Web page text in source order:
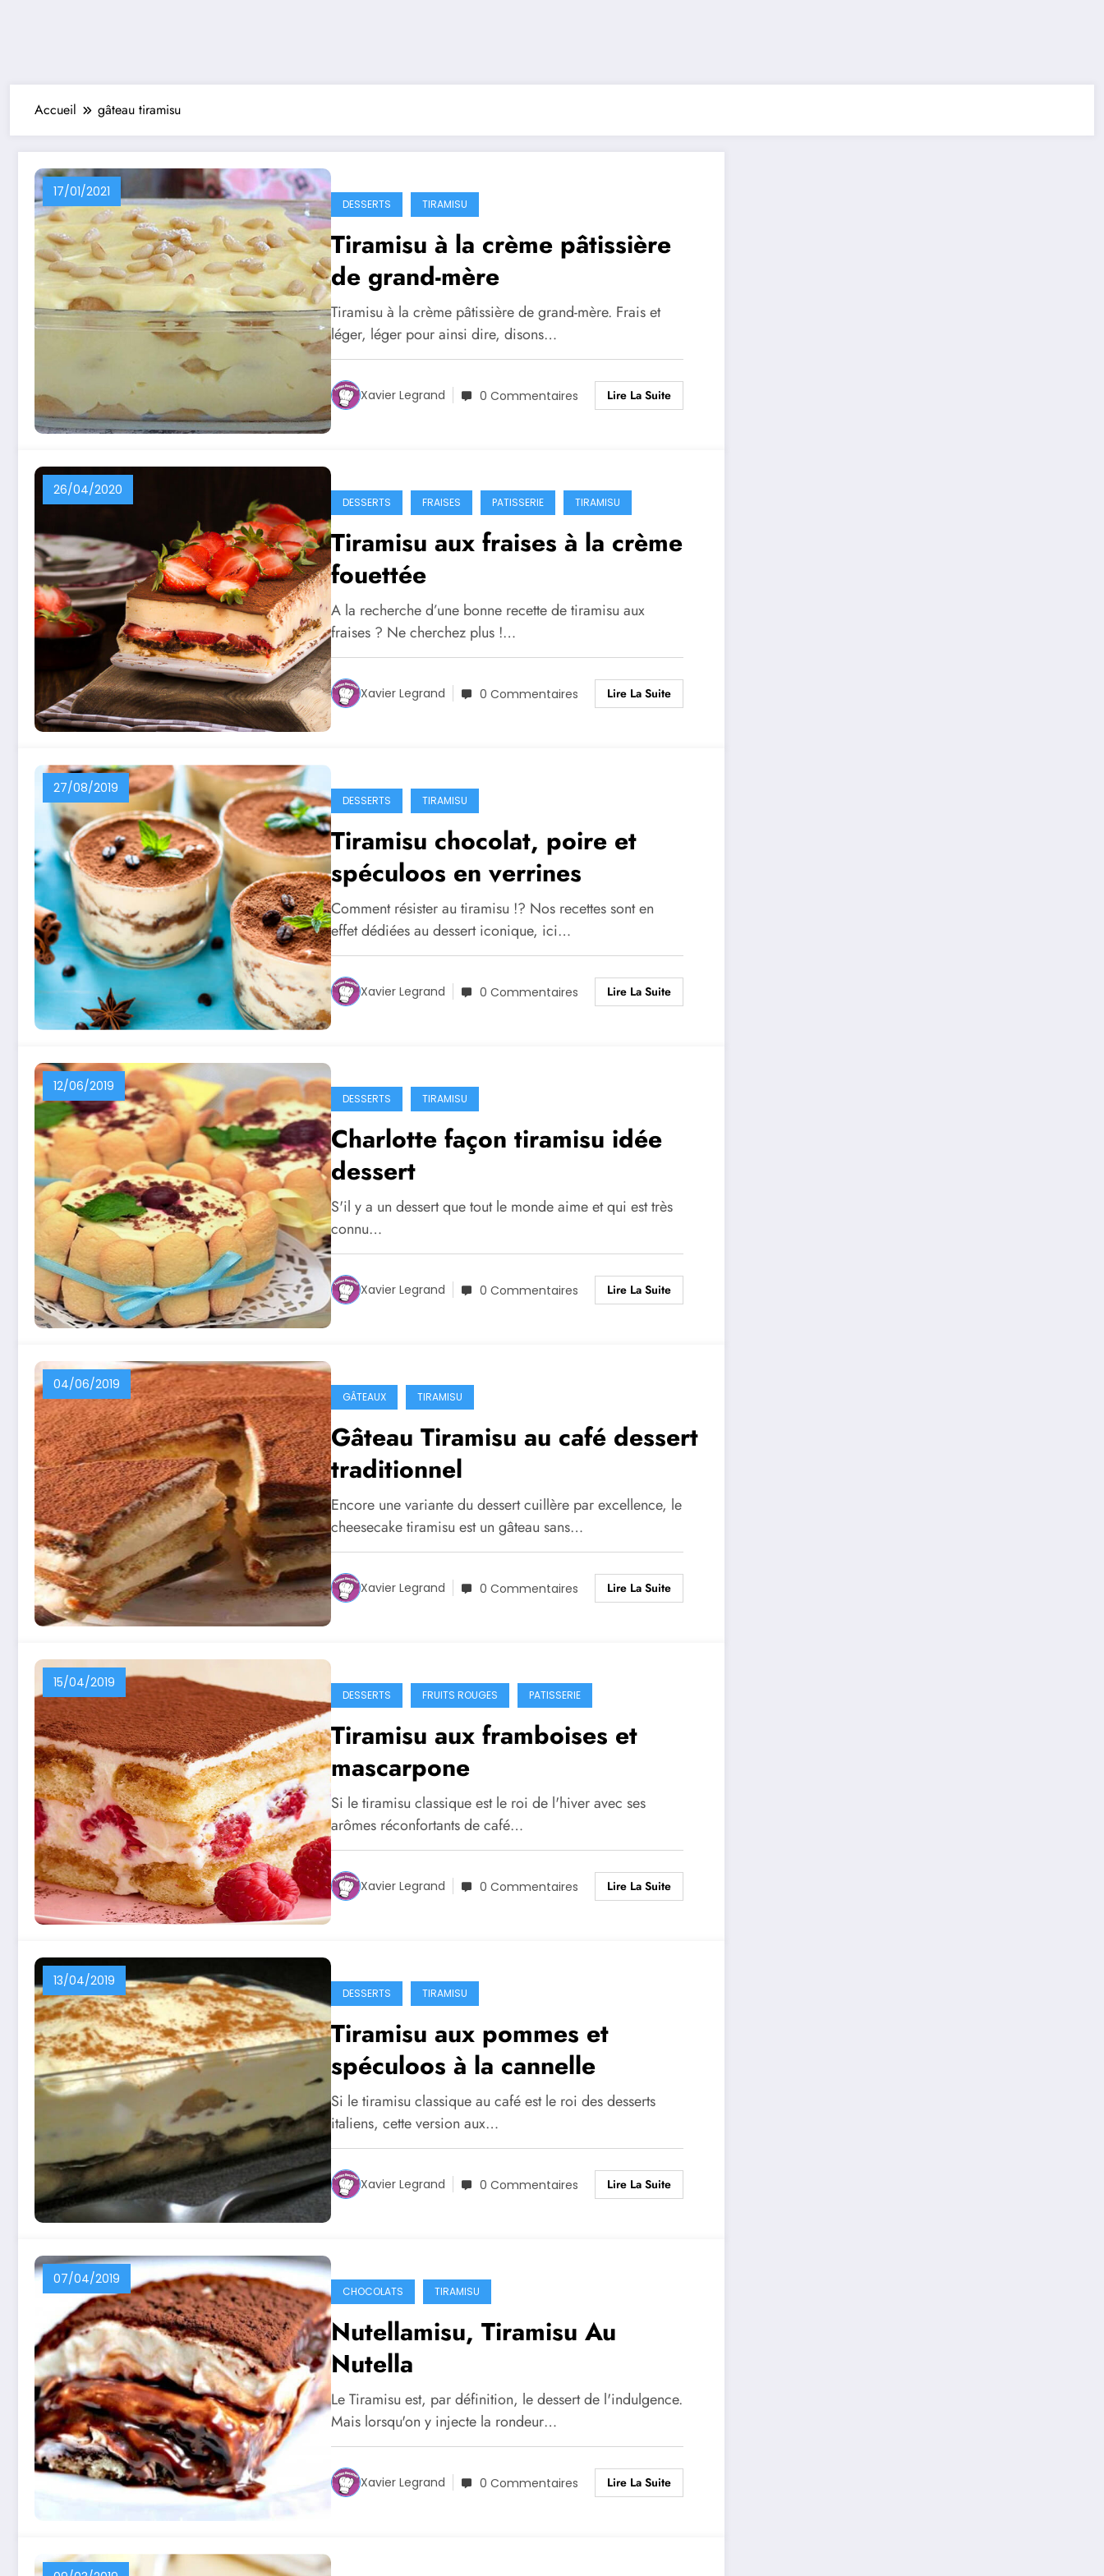
Accueil gâteau tiramisu
17/01/2021
DESSERTS TIRAMISU
Tiramisu à la crème pâtissière
de grand-mère
Tiramisu à la crème pâtissière de grand-mère. Frais et
léger, léger pour ainsi dire, disons…
Xavier Legrand 0 Commentaires Lire La Suite
26/04/2020
DESSERTS FRAISES PATISSERIE TIRAMISU
Tiramisu aux fraises à la crème
fouettée
A la recherche d’une bonne recette de tiramisu aux
fraises ? Ne cherchez plus !…
Xavier Legrand 0 Commentaires Lire La Suite
27/08/2019
DESSERTS TIRAMISU
Tiramisu chocolat, poire et
spéculoos en verrines
Comment résister au tiramisu !? Nos recettes sont en
effet dédiées au dessert iconique, ici…
Xavier Legrand 0 Commentaires Lire La Suite
12/06/2019
DESSERTS TIRAMISU
Charlotte façon tiramisu idée
dessert
S'il y a un dessert que tout le monde aime et qui est très
connu…
Xavier Legrand 0 Commentaires Lire La Suite
04/06/2019
GÂTEAUX TIRAMISU
Gâteau Tiramisu au café dessert
traditionnel
Encore une variante du dessert cuillère par excellence, le
cheesecake tiramisu est un gâteau sans…
Xavier Legrand 0 Commentaires Lire La Suite
15/04/2019
DESSERTS FRUITS ROUGES PATISSERIE
Tiramisu aux framboises et
mascarpone
Si le tiramisu classique est le roi de l'hiver avec ses
arômes réconfortants de café…
Xavier Legrand 0 Commentaires Lire La Suite
13/04/2019
DESSERTS TIRAMISU
Tiramisu aux pommes et
spéculoos à la cannelle
Si le tiramisu classique au café est le roi des desserts
italiens, cette version aux…
Xavier Legrand 0 Commentaires Lire La Suite
07/04/2019
CHOCOLATS TIRAMISU
Nutellamisu, Tiramisu Au
Nutella
Le Tiramisu est, par définition, le dessert de l'indulgence.
Mais lorsqu'on y injecte la rondeur…
Xavier Legrand 0 Commentaires Lire La Suite